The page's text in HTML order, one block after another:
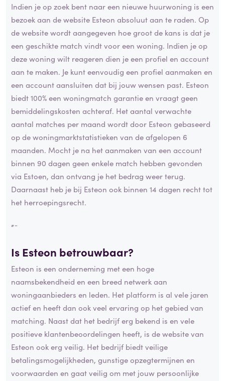
Indien je op zoek bent naar een nieuwe huurwoning is een
bezoek aan de website Esteon absoluut aan te raden. Op
de website wordt aangegeven hoe groot de kans is dat je
een geschikte match vindt voor een woning. Indien je op
deze woning wilt reageren dien je een profiel en account
aan te maken. Je kunt eenvoudig een profiel aanmaken en
een account aansluiten dat bij jouw wensen past. Esteon
biedt 100% een woningmatch garantie en vraagt geen
bemiddelingskosten achteraf. Het aantal verwachte
aantal matches per maand wordt door Esteon gebaseerd
op de woningmarktstatistieken van de afgelopen 6
maanden. Mocht je na het aanmaken van een account
binnen 90 dagen geen enkele match hebben gevonden
via Estoen, dan ontvang je het bedrag weer terug.
Daarnaast heb je bij Esteon ook binnen 14 dagen recht tot
het herroepingsrecht.
”¨
Is Esteon betrouwbaar?
Esteon is een onderneming met een hoge
naamsbekendheid en een breed netwerk aan
woningaanbieders en leden. Het platform is al vele jaren
actief en heeft dan ook veel ervaring op het gebied van
matching. Naast dat het bedrijf erg bekend is en vele
positieve klantenbeoordelingen heeft, is de website van
Esteon ook erg veilig. Het bedrijf biedt veilige
betalingsmogelijkheden, gunstige opzegtermijnen en
voorwaarden en gaat veilig om met jouw persoonlijke